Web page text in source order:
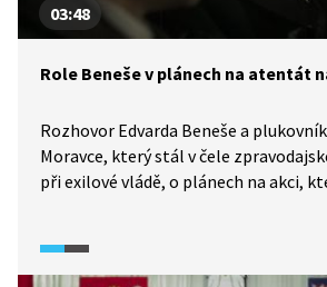
03:48
Role Beneše v plánech na atentát
Rozhovor Edvarda Beneše a
Moravce, který stál v čele
při exilové vládě, o plánech na akci,